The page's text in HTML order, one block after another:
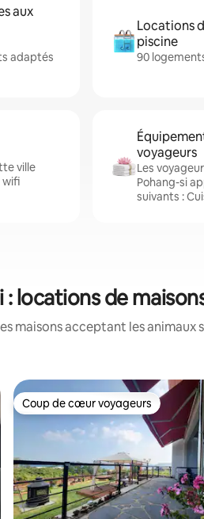
aux
adaptés
Locations
piscine
90
ville
wifi
voyageurs
Les
Pohang-si
suivants :
: locations de
maisons acceptant les
Coup de cœur voyageurs
Coup de cœur voyageurs